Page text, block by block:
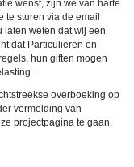
wenst, zijn we van harte
te sturen via de email
laten weten dat wij een
dat Particulieren en
hun giften mogen
overboeking op
vermelding van
projectpagina te gaan.